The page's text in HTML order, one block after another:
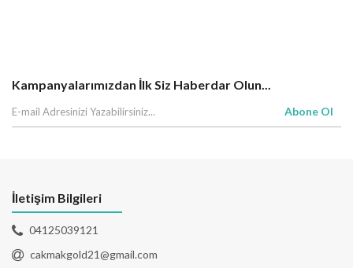
Kampanyalarımızdan İlk Siz Haberdar Olun...
Abone Ol
İletişim Bilgileri
04125039121
cakmakgold21@gmail.com